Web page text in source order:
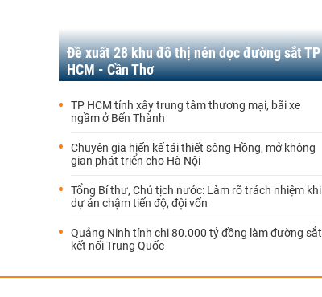
Đề xuất 28 khu đô thị nén dọc đường sắt TP
HCM - Cần Thơ
TP HCM tính xây trung tâm thương mại, bãi xe
ngầm ở Bến Thành
Chuyên gia hiến kế tái thiết sông Hồng, mở không
gian phát triển cho Hà Nội
Tổng Bí thư, Chủ tịch nước: Làm rõ trách nhiệm khi
dự án chậm tiến độ, đội vốn
Quảng Ninh tính chi 80.000 tỷ đồng làm đường sắt
kết nối Trung Quốc